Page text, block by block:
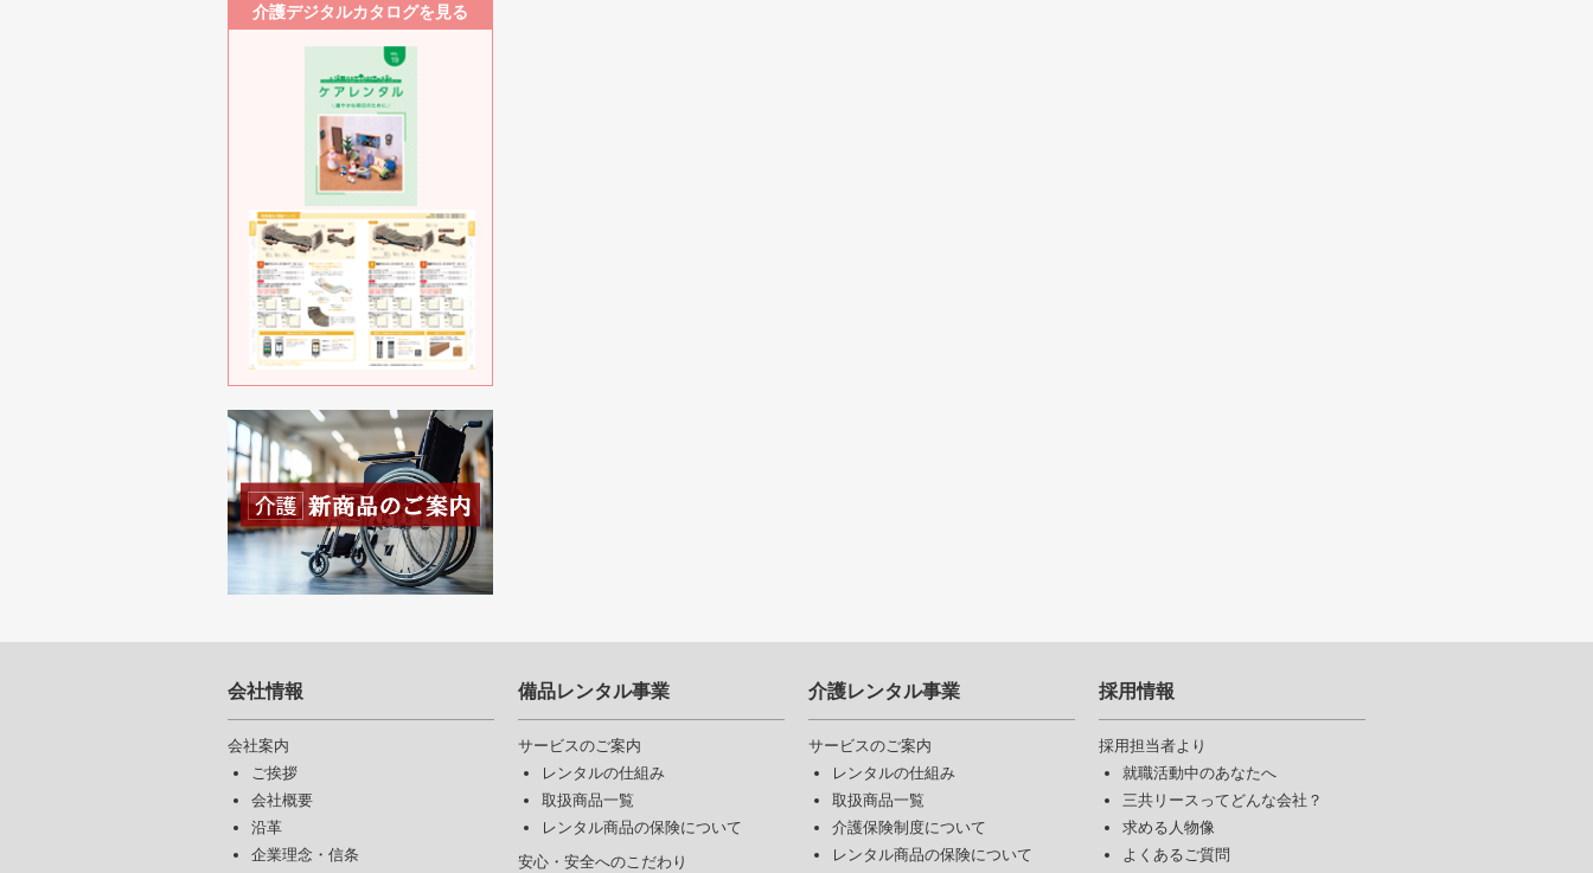
介護デジタルカタログを見る
会社情報
会社案内
ご挨拶
会社概要
沿革
企業理念・信条
備品レンタル事業
サービスのご案内
レンタルの仕組み
取扱商品一覧
レンタル商品の保険について
安心・安全へのこだわり
介護レンタル事業
サービスのご案内
レンタルの仕組み
取扱商品一覧
介護保険制度について
レンタル商品の保険について
採用情報
採用担当者より
就職活動中のあなたへ
三共リースってどんな会社？
求める人物像
よくあるご質問